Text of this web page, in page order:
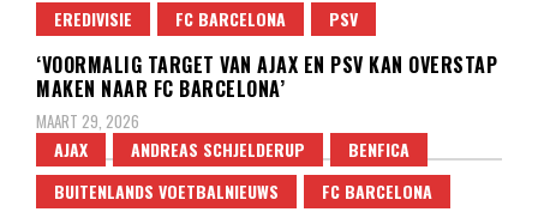
EREDIVISIE
FC BARCELONA PSV
‘VOORMALIG TARGET VAN AJAX EN PSV KAN OVERSTAP
MAKEN NAAR FC BARCELONA’
MAART 29, 2026
AJAX ANDREAS SCHJELDERUP
BENFICA
BUITENLANDS VOETBALNIEUWS
FC BARCELONA